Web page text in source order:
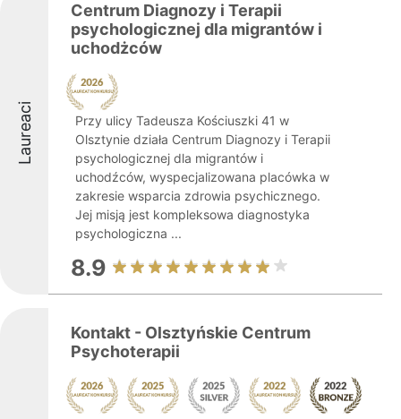
Laureaci
Centrum Diagnozy i Terapii
psychologicznej dla migrantów i
uchodżców
Przy ulicy Tadeusza Kościuszki 41 w
Olsztynie działa Centrum Diagnozy i Terapii
psychologicznej dla migrantów i
uchodźców, wyspecjalizowana placówka w
zakresie wsparcia zdrowia psychicznego.
Jej misją jest kompleksowa diagnostyka
psychologiczna ...
8.9
Kontakt - Olsztyńskie Centrum
Psychoterapii